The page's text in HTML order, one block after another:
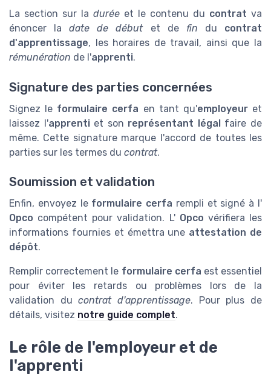
La section sur la durée et le contenu du contrat va
énoncer ladate de débutet de fin du contrat
d'apprentissage, les horaires de travail, ainsi que la
rémunération de l'apprenti.
Signature des parties concernées
Signez le formulaire cerfa en tant qu'employeuret
laissez l'apprentiet son représentant légalfaire de
même. Cette signature marque l'accord de toutes les
parties sur les termes du contrat.
Soumission et validation
Enfin, envoyez le formulaire cerfa rempli et signé à l'
Opco compétent pour validation. L' Opco vérifiera les
informations fournies et émettra une attestation de
dépôt.
Remplir correctement le formulaire cerfa est essentiel
pour éviter les retards ou problèmes lors de la
validation ducontrat d'apprentissage. Pour plus de
détails, visitez notre guide complet.
Le rôle de l'employeur et de
l'apprenti